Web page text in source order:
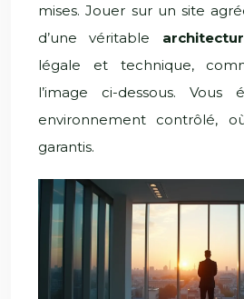
mises. Jouer sur un site
d’une véritable
légale et technique,
l’image ci-dessous. Vous
environnement contrôlé,
garantis.